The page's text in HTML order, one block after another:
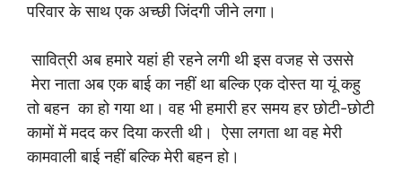
परिवार के साथ एक अच्छी जिंदगी जीने लगा।
सावित्री अब हमारे यहां ही रहने लगी थी इस वजह से उससे
मेरा नाता अब एक बाई का नहीं था बल्कि एक दोस्त या यूं कहु
तो बहन का हो गया था। वह भी हमारी हर समय हर छोटी-छोटी
कामों में मदद कर दिया करती थी। ऐसा लगता था वह मेरी
कामवाली बाई नहीं बल्कि मेरी बहन हो।